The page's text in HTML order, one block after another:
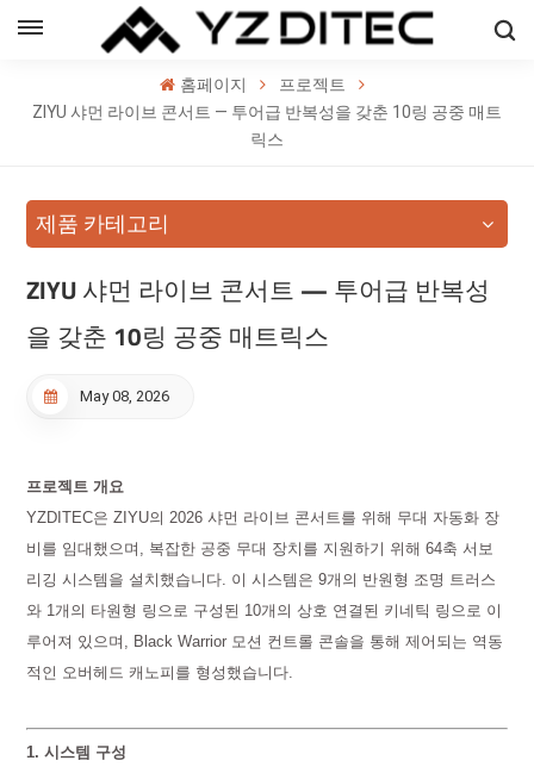
홈페이지
프로젝트
ZIYU 샤먼 라이브 콘서트 — 투어급 반복성을 갖춘 10링 공중 매트
릭스
제품 카테고리
ZIYU 샤먼 라이브 콘서트 — 투어급 반복성
을 갖춘 10링 공중 매트릭스
May 08, 2026
프로젝트 개요
YZDITEC은 ZIYU의 2026 샤먼 라이브 콘서트를 위해 무대 자동화 장
비를 임대했으며, 복잡한 공중 무대 장치를 지원하기 위해 64축 서보
리깅 시스템을 설치했습니다. 이 시스템은 9개의 반원형 조명 트러스
와 1개의 타원형 링으로 구성된 10개의 상호 연결된 키네틱 링으로 이
루어져 있으며, Black Warrior 모션 컨트롤 콘솔을 통해 제어되는 역동
적인 오버헤드 캐노피를 형성했습니다.
1. 시스템 구성